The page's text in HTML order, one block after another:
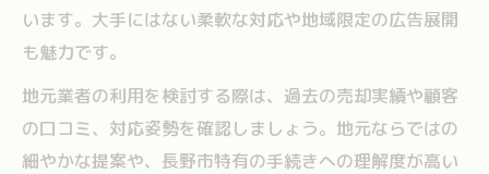
います。大手にはない柔軟な対応や地域限定の広告展開
も魅力です。
地元業者の利用を検討する際は、過去の売却実績や顧客
の口コミ、対応姿勢を確認しましょう。地元ならではの
細やかな提案や、長野市特有の手続きへの理解度が高い